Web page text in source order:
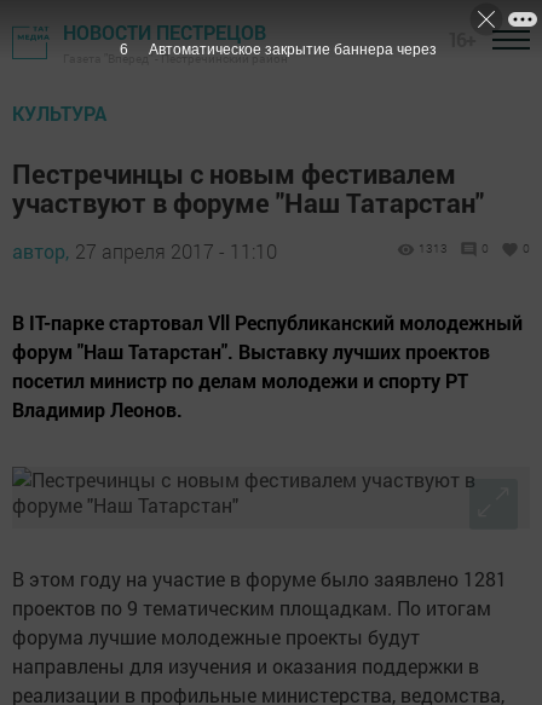
НОВОСТИ ПЕСТРЕЦОВ
Газета "Вперед" - Пестречинский район
КУЛЬТУРА
Пестречинцы с новым фестивалем
участвуют в форуме "Наш Татарстан"
автор, 27 апреля 2017 - 11:10 1313 0 0
В IT-парке стартовал Vll Республиканский молодежный
форум "Наш Татарстан". Выставку лучших проектов
посетил министр по делам молодежи и спорту РТ
Владимир Леонов.
В этом году на участие в форуме было заявлено 1281
проектов по 9 тематическим площадкам. По итогам
форума лучшие молодежные проекты будут
направлены для изучения и оказания поддержки в
реализации в профильные министерства, ведомства,
5 Автоматическое закрытие баннера через